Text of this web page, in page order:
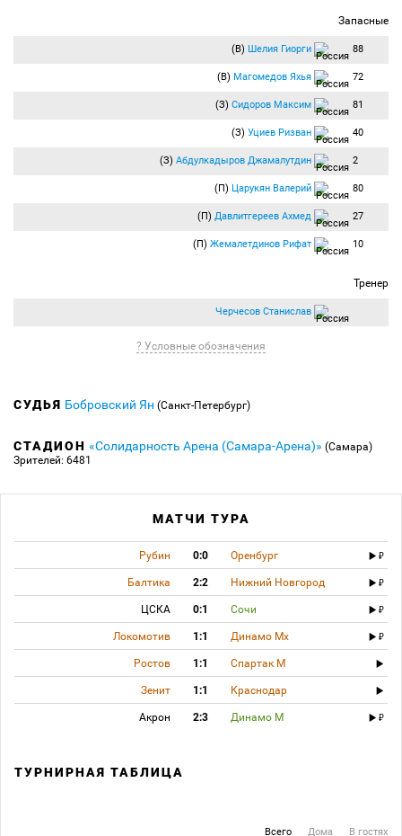
Запасные
(В) Шелия Гиорги 88
(В) Магомедов Яхья 72
(З) Сидоров Максим 81
(З) Уциев Ризван 40
(З) Абдулкадыров Джамалутдин 2
(П) Царукян Валерий 80
(П) Давлитгереев Ахмед 27
(П) Жемалетдинов Рифат 10
Тренер
Черчесов Станислав
? Условные обозначения
СУДЬЯ Бобровский Ян (Санкт-Петербург)
СТАДИОН «Солидарность Арена (Самара-Арена)» (Самара)
Зрителей: 6481
МАТЧИ ТУРА
Рубин 0:0 Оренбург
Балтика 2:2 Нижний Новгород
ЦСКА 0:1 Сочи
Локомотив 1:1 Динамо Мх
Ростов 1:1 Спартак М
Зенит 1:1 Краснодар
Акрон 2:3 Динамо М
ТУРНИРНАЯ ТАБЛИЦА
Всего Дома В гостях